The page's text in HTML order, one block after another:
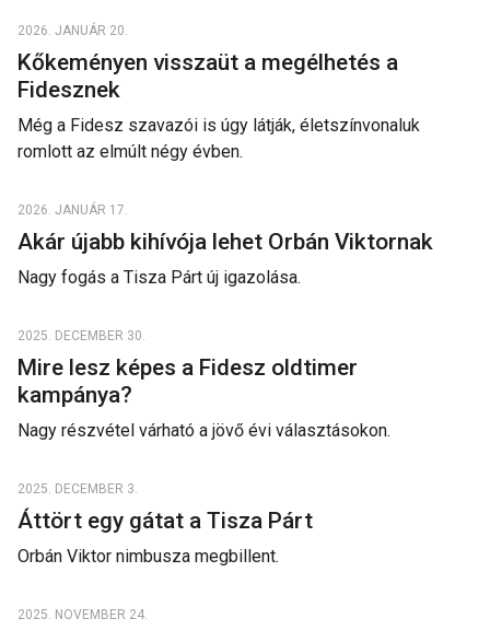
2026. JANUÁR 20.
Kőkeményen visszaüt a megélhetés a
Fidesznek
Még a Fidesz szavazói is úgy látják, életszínvonaluk
romlott az elmúlt négy évben.
2026. JANUÁR 17.
Akár újabb kihívója lehet Orbán Viktornak
Nagy fogás a Tisza Párt új igazolása.
2025. DECEMBER 30.
Mire lesz képes a Fidesz oldtimer
kampánya?
Nagy részvétel várható a jövő évi választásokon.
2025. DECEMBER 3.
Áttört egy gátat a Tisza Párt
Orbán Viktor nimbusza megbillent.
2025. NOVEMBER 24.